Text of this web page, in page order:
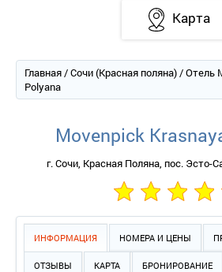
Карта
Главная/Сочи (Красная поляна)/ Отель
Polyana
Movenpick
г. Сочи, Красная Поляна, пос. Эсто-
ИНФОРМАЦИЯ НОМЕРА И ЦЕНЫ
ОТЗЫВЫ КАРТА БРОНИРОВАНИЕ